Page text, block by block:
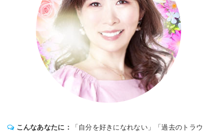
こんなあなたに：
「自分を好きになれない」「過去のトラウ